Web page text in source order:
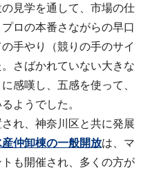
見学を通して、市場の仕
ロの本番さながらの早口
手やり（競りの手のサイ
さばかれていない大きな
感嘆し、五感を使って、
ようでした。
れ、神奈川区と共に発展
仲卸棟の一般開放は、マ
も開催され、多くの方が